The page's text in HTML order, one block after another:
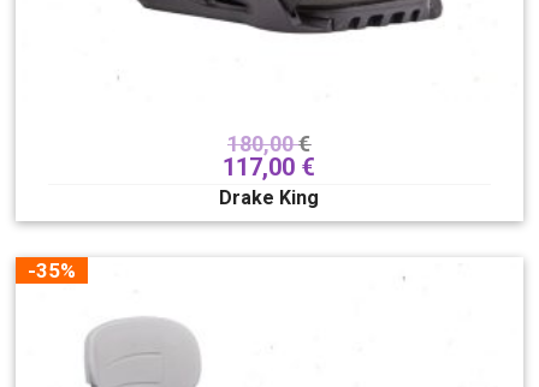
180,00€
117,00 €
Drake King
-35%